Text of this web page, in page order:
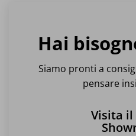
Hai
Siamo pronti a
pensare
Visita